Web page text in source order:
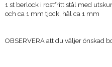
1 st berlock i rostfritt stål med
och ca 1 mm tjock, hål ca 1 mm
OBSERVERA att du väljer önskad